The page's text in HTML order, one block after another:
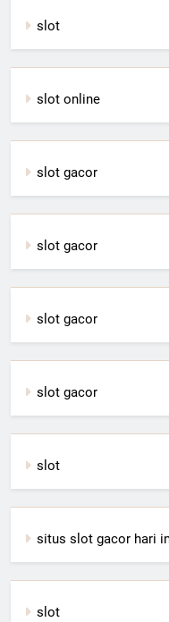
slot
slot online
slot gacor
slot gacor
slot gacor
slot gacor
slot
situs slot gacor hari
slot